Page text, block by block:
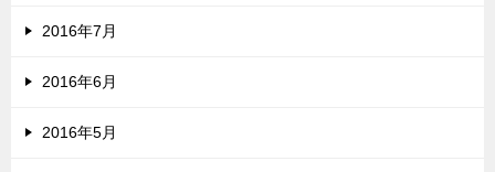
2016年7月
2016年6月
2016年5月